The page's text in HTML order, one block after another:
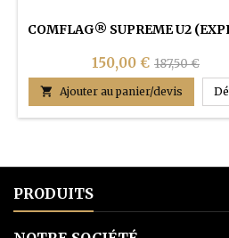
COMFLAG® SUPREME U2
150,00 € 187,50 €
 Ajouter au panier/devis
PRODUITS